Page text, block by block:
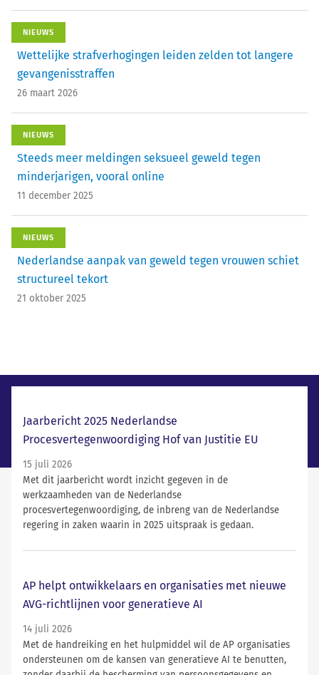
NIEUWS
Wettelijke strafverhogingen leiden zelden tot langere
gevangenisstraffen
26 maart 2026
NIEUWS
Steeds meer meldingen seksueel geweld tegen
minderjarigen, vooral online
11 december 2025
NIEUWS
Nederlandse aanpak van geweld tegen vrouwen schiet
structureel tekort
21 oktober 2025
Jaarbericht 2025 Nederlandse
Procesvertegenwoordiging Hof van Justitie EU
15 juli 2026
Met dit jaarbericht wordt inzicht gegeven in de
werkzaamheden van de Nederlandse
procesvertegenwoordiging, de inbreng van de Nederlandse
regering in zaken waarin in 2025 uitspraak is gedaan.
AP helpt ontwikkelaars en organisaties met nieuwe
AVG-richtlijnen voor generatieve AI
14 juli 2026
Met de handreiking en het hulpmiddel wil de AP organisaties
ondersteunen om de kansen van generatieve AI te benutten,